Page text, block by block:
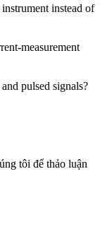
instead of
measurement
pulsed signals?
tôi để thảo luận